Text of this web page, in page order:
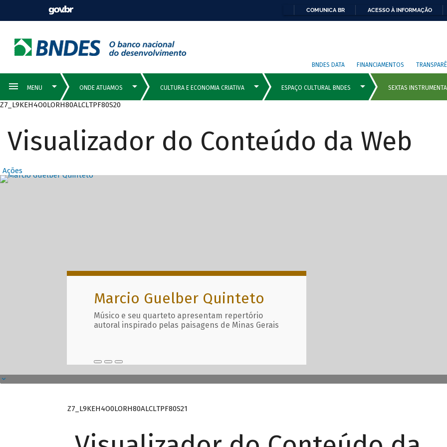
COMUNICA BR ACESSO À INFORMAÇÃO
BNDES DATA FINANCIAMENTOS
Z7_L9KEH4O0LORH80ALCLTPF80S20
Visualizador do Conteúdo da Web
Ações
Destaques Principais com
Marcio Guelber Quinteto
Músico e seu quarteto apresentam repertório
autoral inspirado pelas paisagens de Minas Gerais
Z7_L9KEH4O0LORH80ALCLTPF80S21